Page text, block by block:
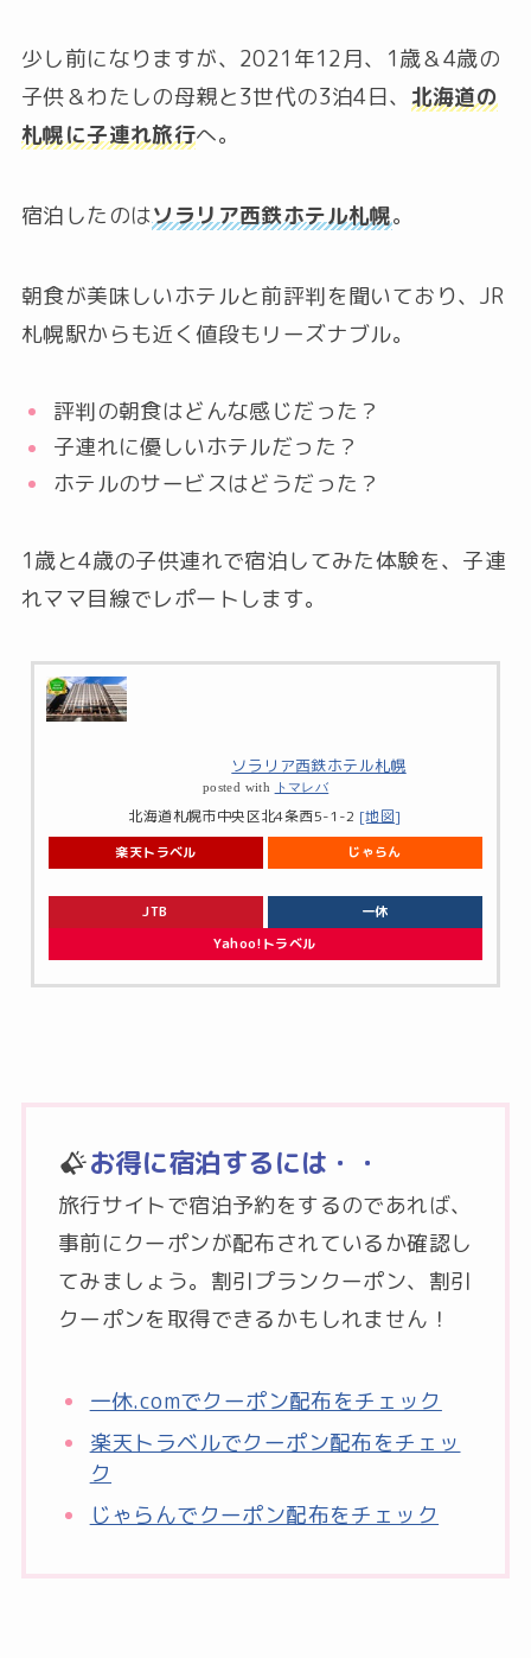
少し前になりますが、2021年12月、1歳＆4歳の
子供＆わたしの母親と3世代の3泊4日、 北海道の
札幌に子連れ旅行へ。
宿泊したのはソラリア西鉄ホテル札幌。
朝食が美味しいホテルと前評判を聞いており、JR
札幌駅からも近く値段もリーズナブル。
評判の朝食はどんな感じだった？
子連れに優しいホテルだった？
ホテルのサービスはどうだった？
1歳と4歳の子供連れで宿泊してみた体験を、子連
れママ目線でレポートします。
ソラリア西鉄ホテル札幌
posted with トマレバ
北海道札幌市中央区北4条西5-1-2 [地図]
楽天トラベル じゃらん
JTB
一休
Yahoo!トラベル
お得に宿泊するには・・
旅行サイトで宿泊予約をするのであれば、
事前にクーポンが配布されているか確認し
てみましょう。割引プランクーポン、割引
クーポンを取得できるかもしれません！
一休.comでクーポン配布をチェック
楽天トラベルでクーポン配布をチェッ
ク
じゃらんでクーポン配布をチェック